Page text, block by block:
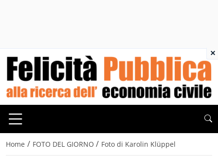
Home / FOTO DEL GIORNO / Foto di Karolin Klüppel
×